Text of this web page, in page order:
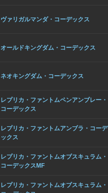
ヴァリガルマンダ・コーデックス
オールドキングダム・コーデックス
ネオキングダム・コーデックス
レプリカ・ファントムペンアンブレー・
コーデックス
レプリカ・ファントムアンブラ・コーデ
ックス
レプリカ・ファントムオブスキュラム・
コーデックスMF
レプリカ・ファントムオブスキュラム・